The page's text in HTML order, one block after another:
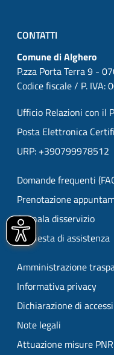
CONTATTI
Comune di Alghero
P.zza Porta Terra 9 -
Codice fiscale / P. IVA:
Ufficio Relazioni con il
Posta Elettronica
URP: +390799978512
Domande frequenti
Prenotazione
Segnala disservizio
Richiesta di assistenza
Amministrazione
Informativa privacy
Dichiarazione di
Note legali
Attuazione misure